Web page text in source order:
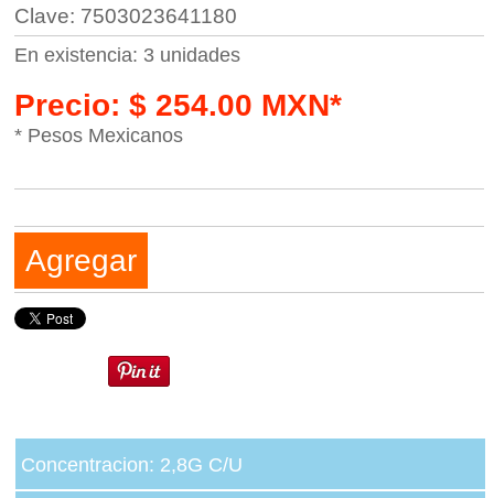
Clave: 7503023641180
En existencia: 3 unidades
Precio: $ 254.00 MXN*
* Pesos Mexicanos
Agregar
Concentracion: 2,8G C/U